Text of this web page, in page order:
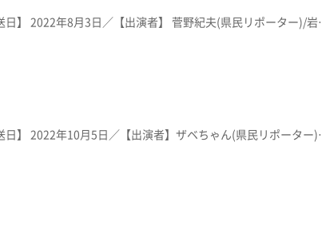
【放送局】 KFB福島放送／【放送日】 2022
【放送局】 KFB福島放送／【放送日】 2022年10月5日／【